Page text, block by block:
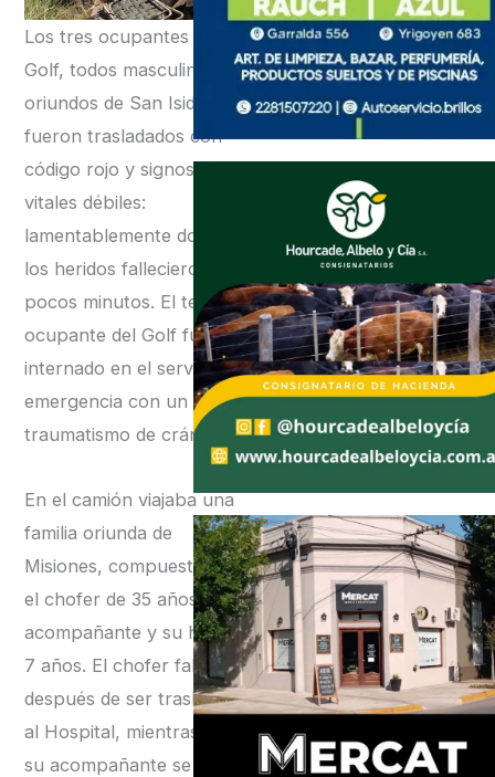
Los tres ocupantes del
Golf, todos masculinos
oriundos de San Isidro,
fueron trasladados con
código rojo y signos
vitales débiles:
lamentablemente dos de
los heridos fallecieron en
pocos minutos. El tercer
ocupante del Golf fue
internado en el servicio de
emergencia con un
traumatismo de cráneo.
En el camión viajaba una
familia oriunda de
Misiones, compuesta por
el chofer de 35 años, su
acompañante y su hija de
7 años. El chofer falleció
después de ser trasladado
al Hospital, mientras que
su acompañante se